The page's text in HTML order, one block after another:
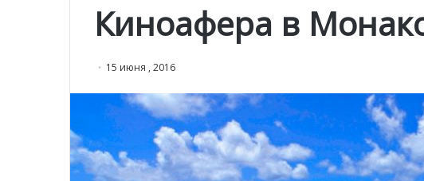
Киноафера в
15 июня , 2016